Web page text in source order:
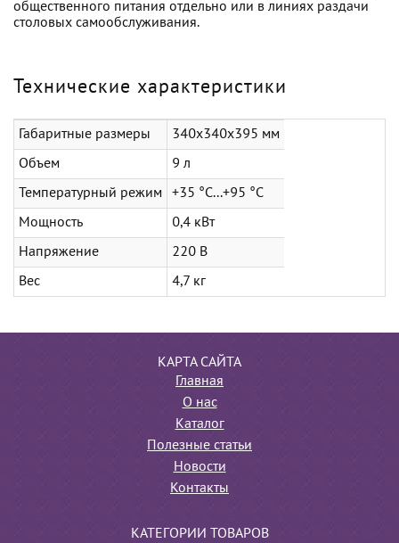
общественного питания отдельно или в линиях раздачи
столовых самообслуживания.
Технические характеристики
Габаритные размеры 340х340х395 мм
Объем 9 л
Температурный режим +35 °C...+95 °C
Мощность 0,4 кВт
Напряжение 220 В
Вес 4,7 кг
КАРТА САЙТА
Главная
О нас
Каталог
Полезные статьи
Новости
Контакты
КАТЕГОРИИ ТОВАРОВ